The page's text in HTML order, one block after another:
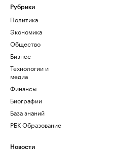
Рубрики
Политика
Экономика
Общество
Бизнес
Технологии и
медиа
Финансы
Биографии
База знаний
РБК Образование
Новости